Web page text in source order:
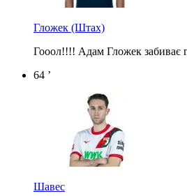
Гложек (Штах)
Гооол!!!! Адам Гложек забиває
64 ’
Шавес